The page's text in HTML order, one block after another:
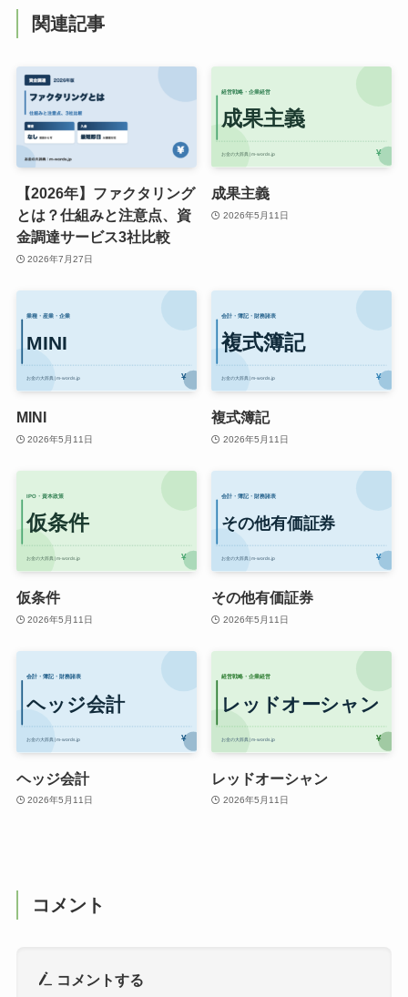
関連記事
【2026年】ファクタリング
とは？仕組みと注意点、資
金調達サービス3社比較
2026年7月27日
成果主義
2026年5月11日
MINI
2026年5月11日
複式簿記
2026年5月11日
仮条件
2026年5月11日
その他有価証券
2026年5月11日
ヘッジ会計
2026年5月11日
レッドオーシャン
2026年5月11日
コメント
コメントする